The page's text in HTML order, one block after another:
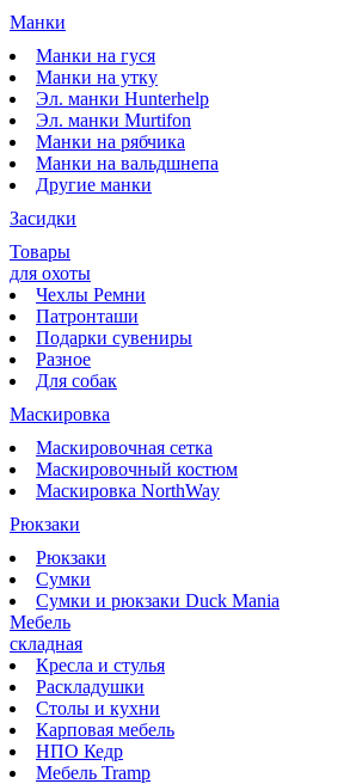
Манки
Манки на гуся
Манки на утку
Эл. манки Hunterhelp
Эл. манки Murtifon
Манки на рябчика
Манки на вальдшнепа
Другие манки
Засидки
Товары
для охоты
Чехлы Ремни
Патронташи
Подарки сувениры
Разное
Для собак
Маскировка
Маскировочная сетка
Маскировочный костюм
Маскировка NorthWay
Рюкзаки
Рюкзаки
Сумки
Сумки и рюкзаки Duck Mania
Мебель
складная
Кресла и стулья
Раскладушки
Столы и кухни
Карповая мебель
НПО Кедр
Мебель Tramp